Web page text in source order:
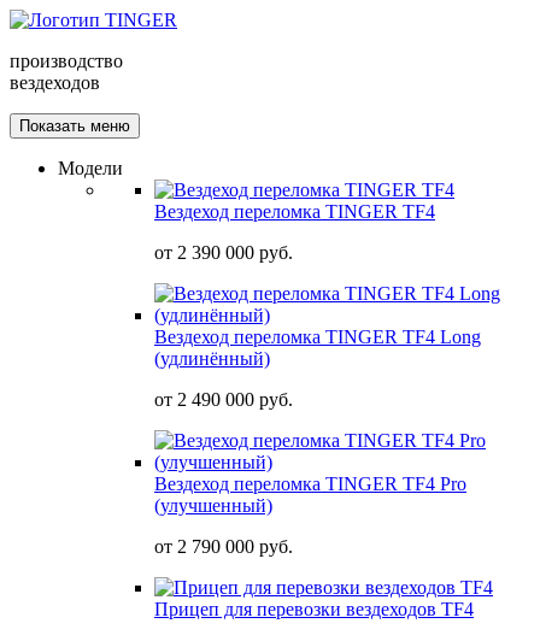
производство
вездеходов
Показать меню
Модели
Вездеход переломка TINGER TF4
от 2 390 000 руб.
Вездеход переломка TINGER TF4 Long
(удлинённый)
от 2 490 000 руб.
Вездеход переломка TINGER TF4 Pro
(улучшенный)
от 2 790 000 руб.
Прицеп для перевозки вездеходов TF4